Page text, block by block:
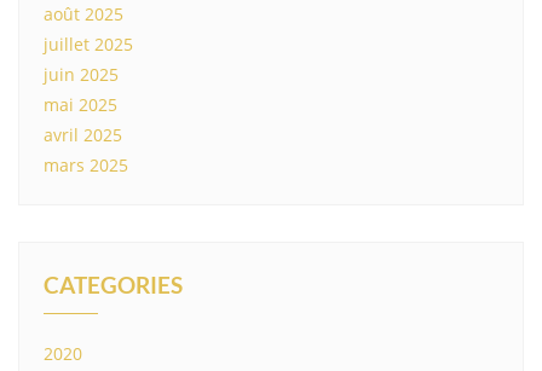
août 2025
juillet 2025
juin 2025
mai 2025
avril 2025
mars 2025
CATEGORIES
2020